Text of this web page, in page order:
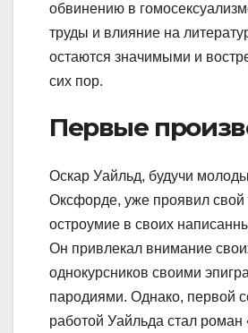
обвинению в
труды и влияние на
остаются значимыми и
сих пор.
Первые
Оскар Уайльд, будучи
Оксфорде, уже проявил свой
остроумие в своих
Он привлекал внимание
однокурсников своими
пародиями. Однако, первой
работой Уайльда стал роман